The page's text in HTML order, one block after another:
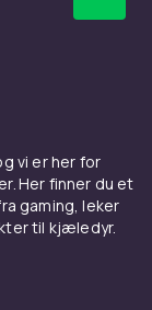
vi er her for
Her finner du et
gaming, leker
til kjæledyr.